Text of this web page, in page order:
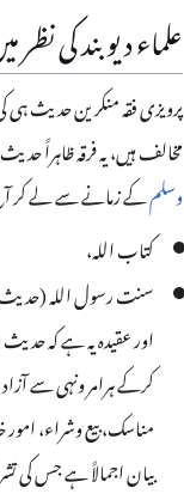
علماء دیوبند کی
پرویزی فقہ منکرین حدیث
مخالف ہیں، یہ فرقہ ظاہراً
وسلمکے زمانے سے لے کر
کتاب اللہ،
سنت رسول اللہ (حدیث)
اور عقیدہ یہ ہے کہ
کرکے ہرامر ونہی سے
مناسک، بیع وشراء،
بیان اجمالاً ہے جس